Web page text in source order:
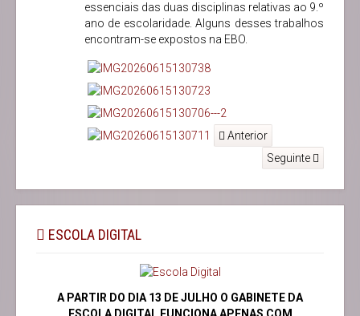
essenciais das duas disciplinas relativas ao 9.º
ano de escolaridade. Alguns desses trabalhos
encontram-se expostos na EBO.
Anterior
Seguinte
ESCOLA DIGITAL
A PARTIR DO DIA 13 DE JULHO O GABINETE DA